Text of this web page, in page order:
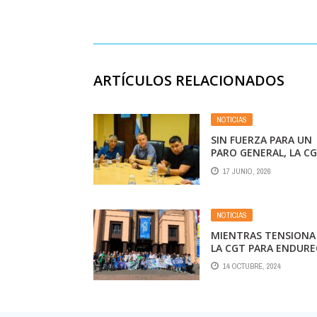
ARTÍCULOS RELACIONADOS
NOTICIAS
SIN FUERZA PARA UN
PARO GENERAL, LA
DISCUTE PROTESTAS
ESCALONADAS
17 JUNIO, 2026
NOTICIAS
MIENTRAS
LA CGT PARA
SU POSICIÓN CON EL
GOBIERNO, PABLO
14 OCTUBRE, 2024